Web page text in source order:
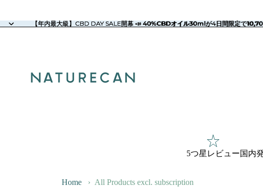
【年内最大級】CBD DAY SALE開幕 📣 40%CBDオイル30mlが4日間限定で
【年内最大級】CBD DAY SALE開幕 📣 40%CBDオイル30mlが4日間限定で
5つ星レビュー国内
Home › All Products excl. subscription